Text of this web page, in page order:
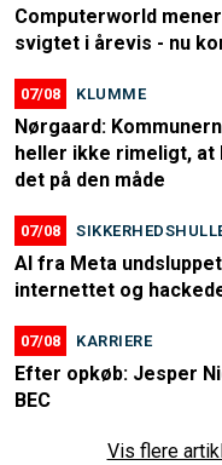
Computerworld
svigtet i årevis - nu
07/08 KLUMME
Nørgaard:
heller ikke rimeligt,
det på den måde
07/08
AI fra Meta
internettet og
07/08 KARRIERE
Efter opkøb: Jesper
BEC
Vis flere